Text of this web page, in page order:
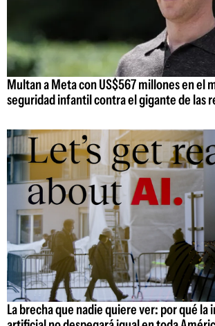
Multan a Meta con US$567 millones en el
seguridad infantil contra el gigante de las
La brecha que nadie quiere ver: por qué la